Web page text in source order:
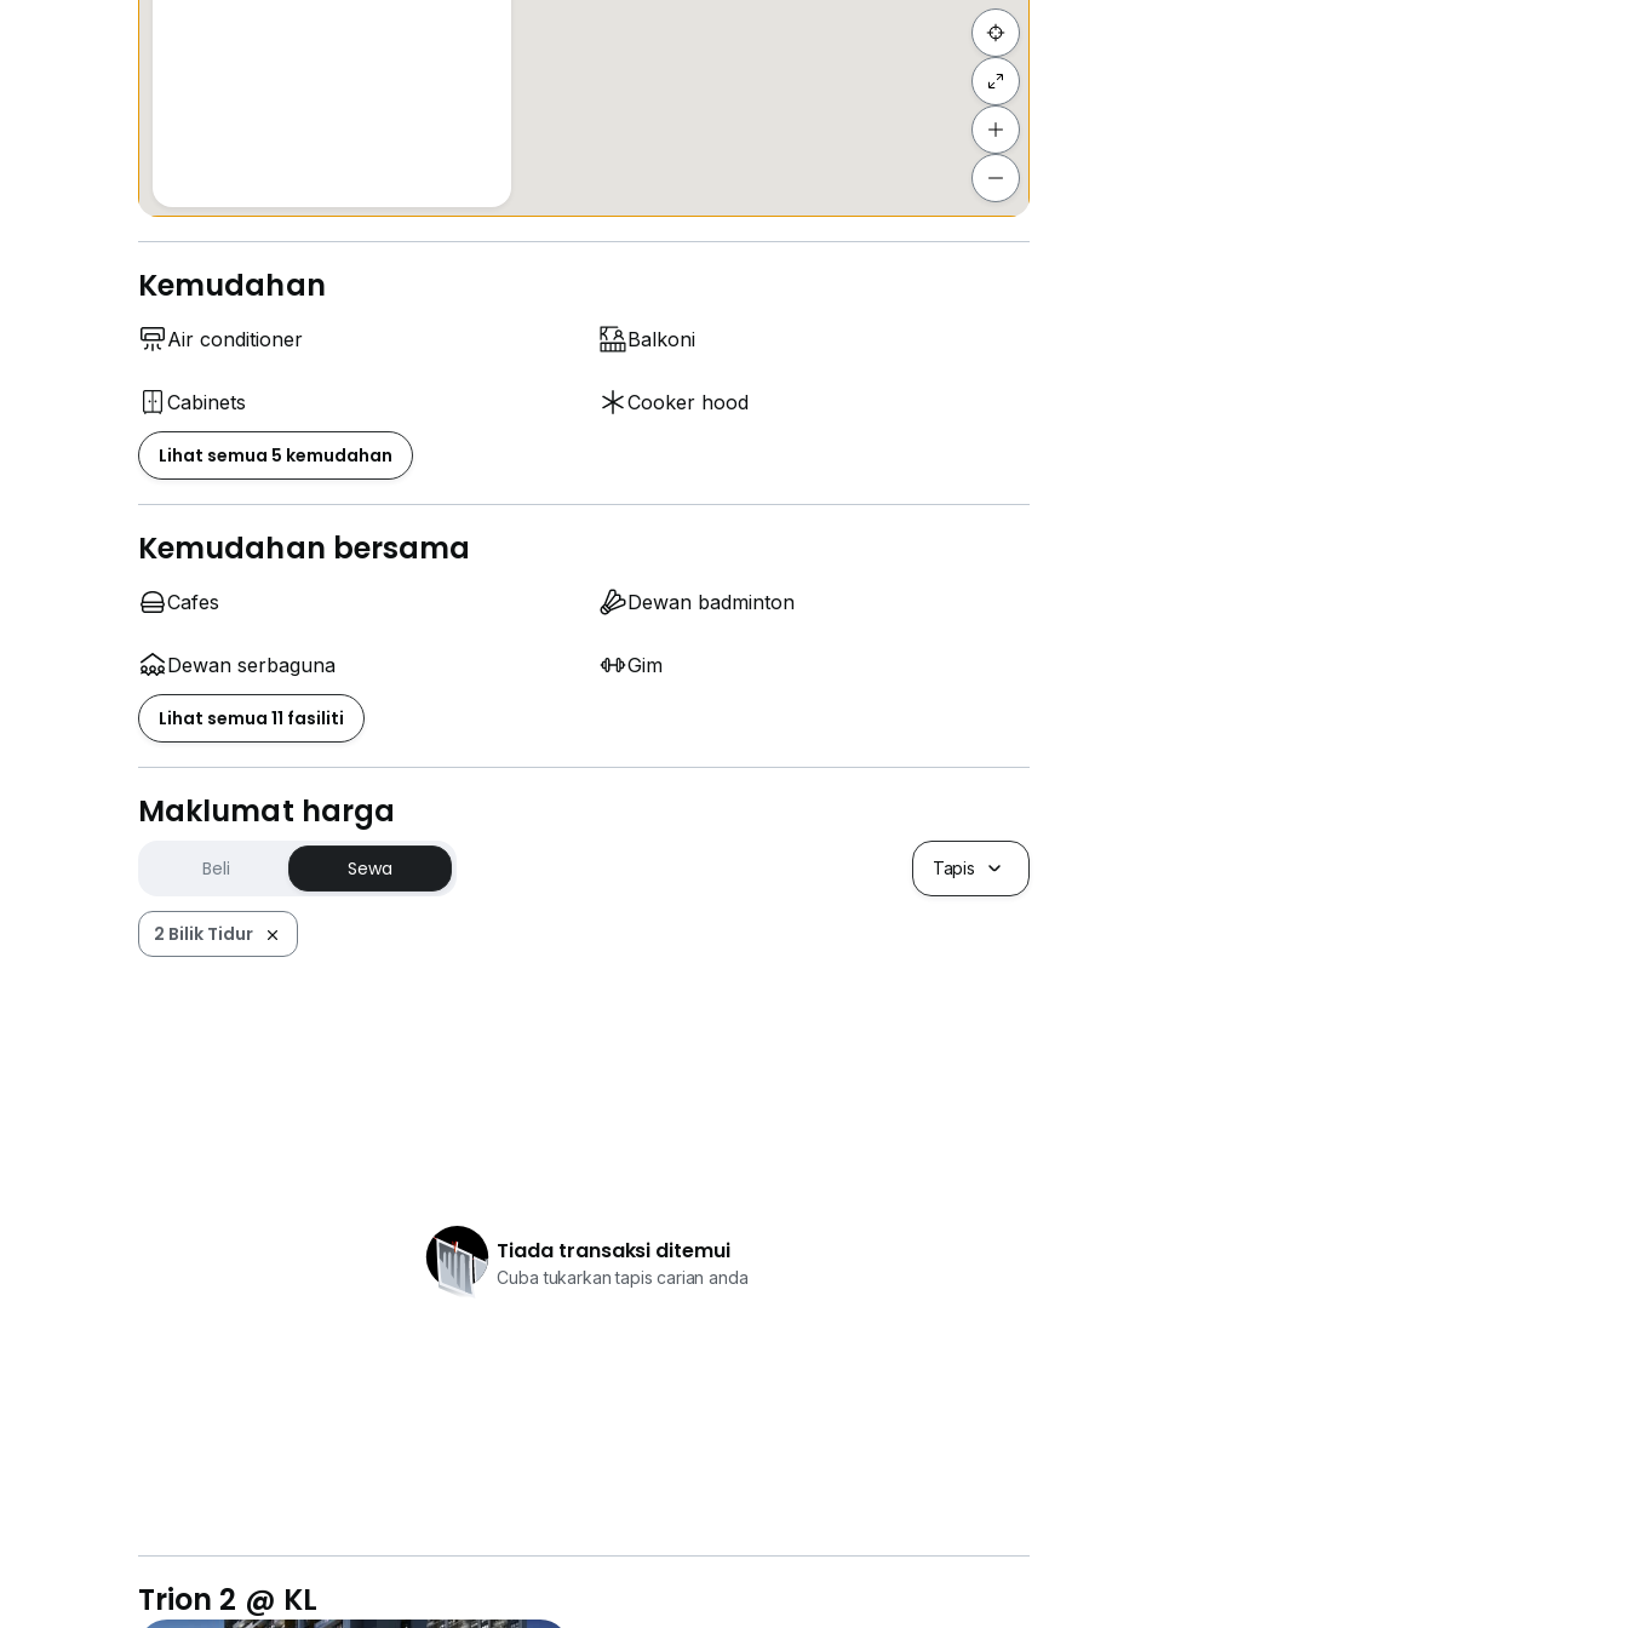
Kemudahan
Air conditioner Balkoni
Cabinets Cooker hood
Lihat semua 5 kemudahan
Kemudahan bersama
Cafes Dewan badminton
Dewan serbaguna Gim
Lihat semua 11 fasiliti
Maklumat harga
Beli Sewa Tapis
2 Bilik Tidur
Tiada transaksi ditemui
Cuba tukarkan tapis carian anda
Trion 2 @ KL